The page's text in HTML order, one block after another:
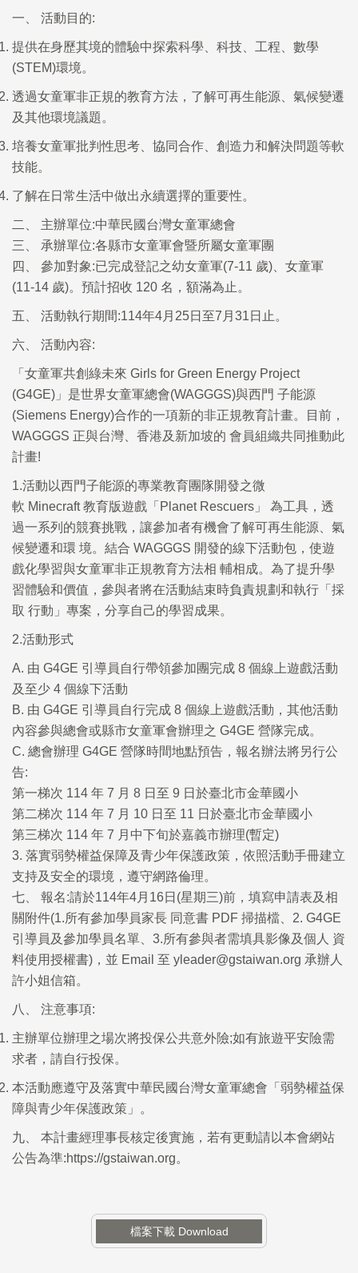
一、 活動目的:
提供在身歷其境的體驗中探索科學、科技、工程、數學
(STEM)環境。
透過女童軍非正規的教育方法，了解可再生能源、氣候變遷
及其他環境議題。
培養女童軍批判性思考、協同合作、創造力和解決問題等軟
技能。
了解在日常生活中做出永續選擇的重要性。
二、 主辦單位:中華民國台灣女童軍總會
三、 承辦單位:各縣市女童軍會暨所屬女童軍團
四、 參加對象:已完成登記之幼女童軍(7-11 歲)、女童軍
(11-14 歲)。預計招收 120 名，額滿為止。
五、 活動執行期間:114年4月25日至7月31日止。
六、 活動內容:
「女童軍共創綠未來 Girls for Green Energy Project
(G4GE)」是世界女童軍總會(WAGGGS)與西門 子能源
(Siemens Energy)合作的一項新的非正規教育計畫。目前，
WAGGGS 正與台灣、香港及新加坡的 會員組織共同推動此
計畫!
1.活動以西門子能源的專業教育團隊開發之微
軟 Minecraft 教育版遊戲「Planet Rescuers」 為工具，透
過一系列的競賽挑戰，讓參加者有機會了解可再生能源、氣
候變遷和環 境。結合 WAGGGS 開發的線下活動包，使遊
戲化學習與女童軍非正規教育方法相 輔相成。為了提升學
習體驗和價值，參與者將在活動結束時負責規劃和執行「採
取 行動」專案，分享自己的學習成果。
2.活動形式
A. 由 G4GE 引導員自行帶領參加團完成 8 個線上遊戲活動
及至少 4 個線下活動
B. 由 G4GE 引導員自行完成 8 個線上遊戲活動，其他活動
內容參與總會或縣市女童軍會辦理之 G4GE 營隊完成。
C. 總會辦理 G4GE 營隊時間地點預告，報名辦法將另行公
告:
第一梯次 114 年 7 月 8 日至 9 日於臺北市金華國小
第二梯次 114 年 7 月 10 日至 11 日於臺北市金華國小
第三梯次 114 年 7 月中下旬於嘉義市辦理(暫定)
3. 落實弱勢權益保障及青少年保護政策，依照活動手冊建立
支持及安全的環境，遵守網路倫理。
七、 報名:請於114年4月16日(星期三)前，填寫申請表及相
關附件(1.所有參加學員家長 同意書 PDF 掃描檔、2. G4GE
引導員及參加學員名單、3.所有參與者需填具影像及個人 資
料使用授權書)，並 Email 至 yleader@gstaiwan.org 承辦人
許小姐信箱。
八 、 注意事項:
主辦單位辦理之場次將投保公共意外險;如有旅遊平安險需
求者， 請自行投保。
本活動應遵守及落實中華民國台灣女童軍總會「 弱勢權益保
障與青少年保護政策 」。
九、 本計畫經理事長核定後實施 ， 若有更動請以本會網站
公告為準:https://gstaiwan.org。
檔案下載 Download